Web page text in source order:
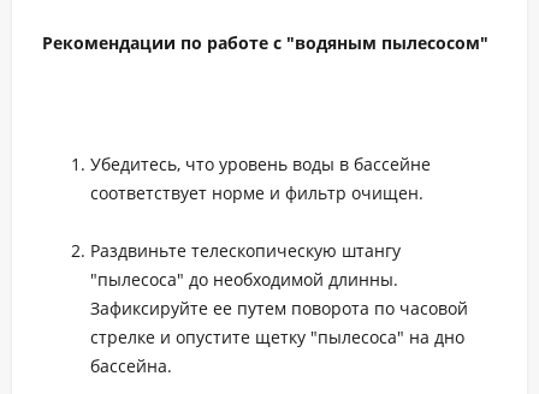
Рекомендации по работе с "водяным пылесосом"
Убедитесь, что уровень воды в бассейне
соответствует норме и фильтр очищен.
Раздвиньте телескопическую штангу
"пылесоса" до необходимой длинны.
Зафиксируйте ее путем поворота по часовой
стрелке и опустите щетку "пылесоса" на дно
бассейна.